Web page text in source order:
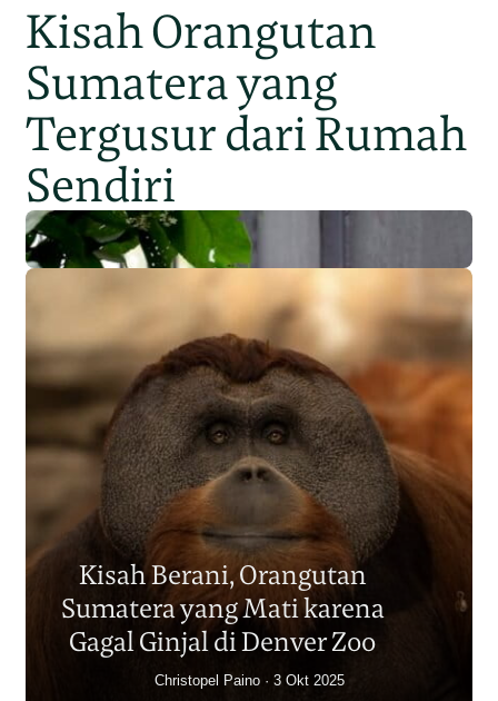
Kisah Orangutan
Sumatera yang
Tergusur dari Rumah
Sendiri
Populasi Orangutan
Sumatera Berkurang 2.700
Individu dalam Satu Dekade?
Junaidi Hanafiah 14 Jul 2026
Kisah Berani, Orangutan
Sumatera yang Mati karena
Gagal Ginjal di Denver Zoo
Christopel Paino 3 Okt 2025